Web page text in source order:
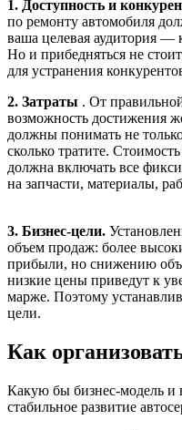
1. Доступность и
по ремонту автомобиля
ваша целевая аудитория —
Но и прибедняться не
для устранения
2. Затраты . От
возможность достижения
должны понимать не
сколько тратите.
должна включать все
на запчасти, материалы,
3. Бизнес-цели.
объем продаж: более
прибыли, но снижению
низкие цены приведут к
марже. Поэтому
цели.
Как
Какую бы бизнес-модель и
стабильное развитие